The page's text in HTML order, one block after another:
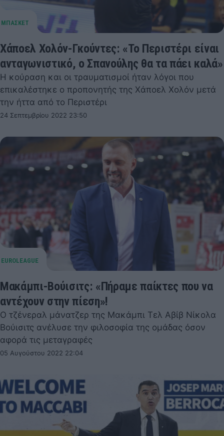
Χάποελ Χολόν-Γκούντες: «Το Περιστέρι είναι
ανταγωνιστικό, ο Σπανούλης θα τα πάει καλά»
Η κούραση και οι τραυματισμοί ήταν λόγοι που
επικαλέστηκε ο προπονητής της Χάποελ Χολόν μετά
την ήττα από το Περιστέρι
24 Σεπτεμβρίου 2022 23:50
Μακάμπι-Βούισιτς: «Πήραμε παίκτες που να
αντέχουν στην πίεση»!
Ο τζένεραλ μάνατζερ της Μακάμπι Τελ Αβίβ Νίκολα
Βούισιτς ανέλυσε την φιλοσοφία της ομάδας όσον
αφορά τις μεταγραφές
05 Αυγούστου 2022 22:04